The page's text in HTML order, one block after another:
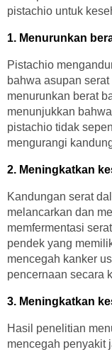
pistachio untuk
1. Menurunkan
Pistachio
bahwa asupan
menurunkan berat
menunjukkan
pistachio tidak
mengurangi
2. Meningkatkan
Kandungan serat
melancarkan dan
memfermentasi
pendek yang
mencegah kanker
pencernaan secara
3. Meningkatkan
Hasil penelitian
mencegah penyakit